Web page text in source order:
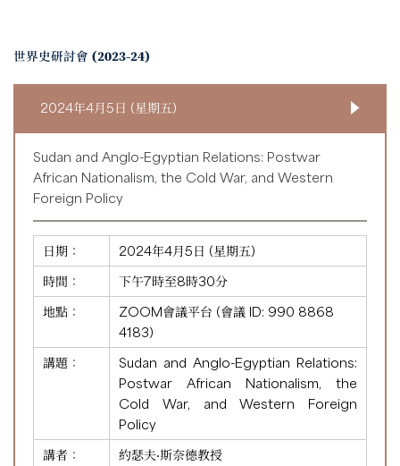
世界史研討會 (2023-24)
2024年4月5日 (星期五)
Sudan and Anglo-Egyptian Relations: Postwar
African Nationalism, the Cold War, and Western
Foreign Policy
日期：
2024年4月5日 (星期五)
時間：
下午7時至8時30分
地點：
ZOOM會議平台 (會議 ID: 990 8868
4183)
講題：
Sudan and Anglo-Egyptian Relations:
Postwar African Nationalism, the
Cold War, and Western Foreign
Policy
講者：
約瑟夫·斯奈德教授